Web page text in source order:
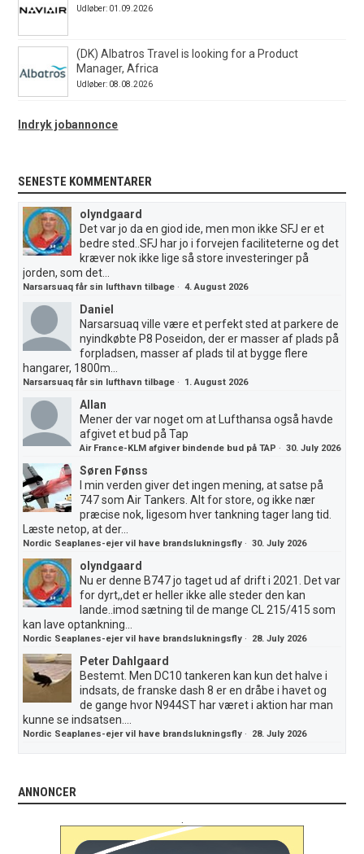
Udløber: 01.09.2026
(DK) Albatros Travel is looking for a Product
Manager, Africa
Udløber: 08.08.2026
Indryk jobannonce
SENESTE KOMMENTARER
olyndgaard
Det var jo da en giod ide, men mon ikke SFJ er et
bedre sted..SFJ har jo i forvejen faciliteterne og det
kræver nok ikke lige så store investeringer på
jorden, som det...
Narsarsuaq får sin lufthavn tilbage ·4. August 2026
Daniel
Narsarsuaq ville være et perfekt sted at parkere de
nyindkøbte P8 Poseidon, der er masser af plads på
forpladsen, masser af plads til at bygge flere
hangarer, 1800m...
Narsarsuaq får sin lufthavn tilbage · 1. August 2026
Allan
Mener der var noget om at Lufthansa også havde
afgivet et bud på Tap
Air France-KLM afgiver bindende bud på TAP ·30. July 2026
Søren Fønss
I min verden giver det ingen mening, at satse på
747 som Air Tankers. Alt for store, og ikke nær
præcise nok, ligesom hver tankning tager lang tid.
Læste netop, at der...
Nordic Seaplanes-ejer vil have brandslukningsfly ·30. July 2026
olyndgaard
Nu er denne B747 jo taget ud af drift i 2021. Det var
for dyrt,,det er heller ikke alle steder den kan
lande..imod sætning til de mange CL 215/415 som
kan lave optankning...
Nordic Seaplanes-ejer vil have brandslukningsfly · 28. July 2026
Peter Dahlgaard
Bestemt. Men DC10 tankeren kan kun det halve i
indsats, de franske dash 8 er en dråbe i havet og
de gange hvor N944ST har været i aktion har man
kunne se indsatsen....
Nordic Seaplanes-ejer vil have brandslukningsfly · 28. July 2026
ANNONCER